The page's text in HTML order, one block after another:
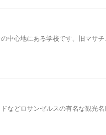
中心地にある学校です。旧マサ
などロサンゼルスの有名な観光